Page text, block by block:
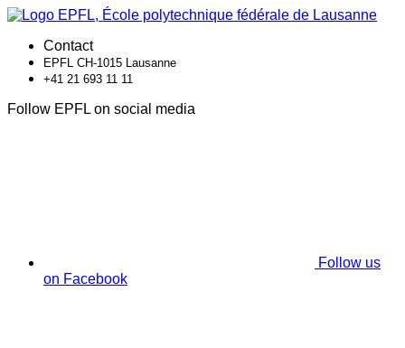
Contact
EPFL CH-1015 Lausanne
+41 21 693 11 11
Follow EPFL on social media
Follow us
on Facebook